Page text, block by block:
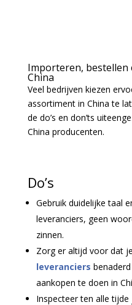
Importeren, bestellen
China
Veel bedrijven kiezen
assortiment in China te
de do’s en don’ts
China producenten.
Do’s
Gebruik duidelijke taal
leveranciers, geen
zinnen.
Zorg er altijd voor dat
leveranciers
aankopen te doen in
Inspecteer ten alle tijde